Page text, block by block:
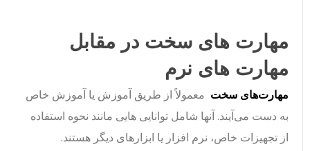
مهارت های سخت در مقابل
مهارت های نرم
مهارت‌های سختمعمولاً از طریق آموزش یا آموزش خاص
به دست می‌آیند. آنها شامل توانایی هایی مانند نحوه استفاده
از تجهیزات خاص، نرم افزار یا ابزارهای دیگر هستند.